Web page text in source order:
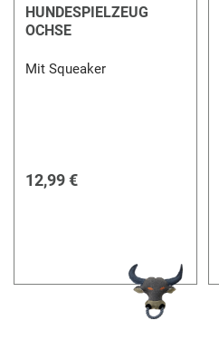
HUNDESPIELZEUG
OCHSE
Mit Squeaker
12,99 €